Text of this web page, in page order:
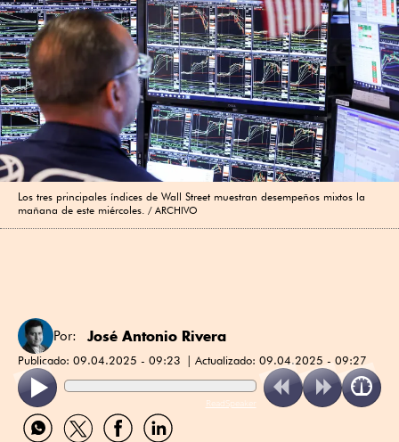
Los tres principales índices de Wall Street muestran desempeños mixtos la
mañana de este miércoles.
ARCHIVO
Por: José Antonio Rivera
Publicado: 09.04.2025 - 09:23 Actualizado: 09.04.2025 - 09:27
ReadSpeaker
Compartir
por
Compartir
por
Compartir
por
Compartir
por